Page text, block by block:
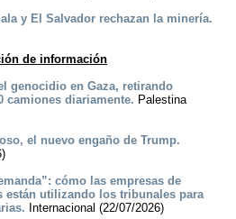
y El Salvador rechazan la minería.
de información
genocidio en Gaza, retirando
camiones diariamente. Palestina
el nuevo engaño de Trump.
cómo las empresas de
están utilizando los tribunales para
Internacional (22/07/2026)